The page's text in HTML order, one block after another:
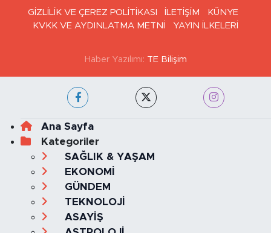
GİZLİLİK VE ÇEREZ POLİTİKASI İLETİŞİM
KÜNYE
KVKK VE AYDINLATMA METNİ
YAYIN İLKELERİ
Haber Yazılımı: TE Bilişim
Ana Sayfa
Kategoriler
SAĞLIK & YAŞAM
EKONOMİ
GÜNDEM
TEKNOLOJİ
ASAYİŞ